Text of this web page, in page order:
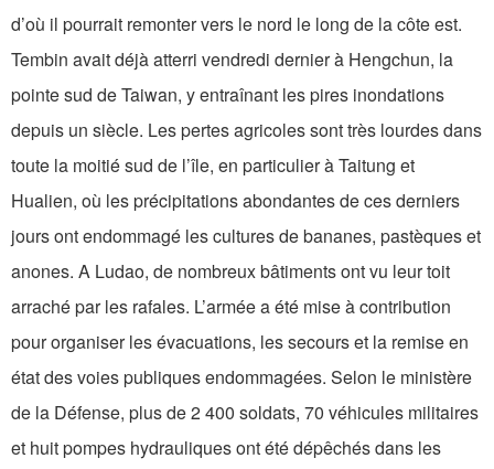
d’où il pourrait remonter vers le nord le long de la côte est.
Tembin avait déjà atterri vendredi dernier à Hengchun, la
pointe sud de Taiwan, y entraînant les pires inondations
depuis un siècle. Les pertes agricoles sont très lourdes dans
toute la moitié sud de l’île, en particulier à Taitung et
Hualien, où les précipitations abondantes de ces derniers
jours ont endommagé les cultures de bananes, pastèques et
anones. A Ludao, de nombreux bâtiments ont vu leur toit
arraché par les rafales. L’armée a été mise à contribution
pour organiser les évacuations, les secours et la remise en
état des voies publiques endommagées. Selon le ministère
de la Défense, plus de 2 400 soldats, 70 véhicules militaires
et huit pompes hydrauliques ont été dépêchés dans les